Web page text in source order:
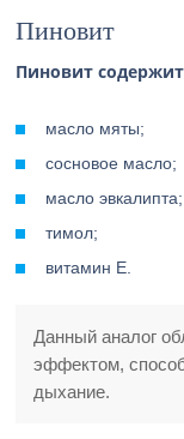
Пиновит
Пиновит
масло мяты;
сосновое масло;
масло эвкалипта;
тимол;
витамин Е.
Данный аналог
эффектом,
дыхание.